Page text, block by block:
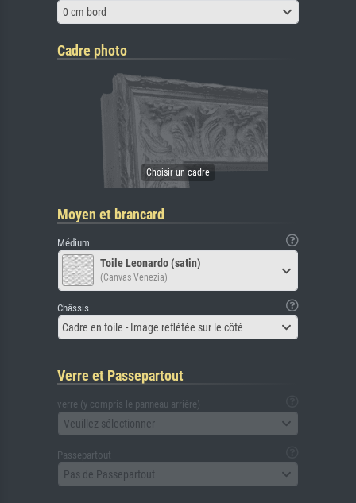
0 cm bord
Cadre photo
Moyen et brancard
Médium
Toile Leonardo (satin)
(Canvas Venezia)
Châssis
Cadre en toile - Image reflétée sur le côté
Verre et Passepartout
verre (y compris le panneau arrière)
Veuillez sélectionner
Passepartout
Pas de Passepartout